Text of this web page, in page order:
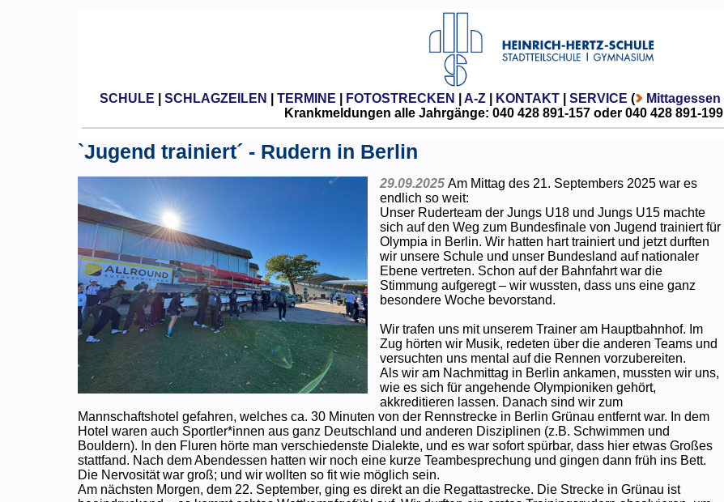
SCHULE SCHLAGZEILEN TERMINE FOTOSTRECKEN A-Z| KONTAKT| SERVICE ( Mittagessen
Krankmeldungen alle Jahrgänge: 040 428 891-157 oder 040 428 891-199
`Jugend trainiert´ - Rudern in Berlin
29.09.2025 Am Mittag des 21. Septembers 2025 war es
endlich so weit:
Unser Ruderteam der Jungs U18 und Jungs U15 machte
sich auf den Weg zum Bundesfinale von Jugend trainiert für
Olympia in Berlin. Wir hatten hart trainiert und jetzt durften
wir unsere Schule und unser Bundesland auf nationaler
Ebene vertreten. Schon auf der Bahnfahrt war die
Stimmung aufgeregt – wir wussten, dass uns eine ganz
besondere Woche bevorstand.
Wir trafen uns mit unserem Trainer am Hauptbahnhof. Im
Zug hörten wir Musik, redeten über die anderen Teams und
versuchten uns mental auf die Rennen vorzubereiten.
Als wir am Nachmittag in Berlin ankamen, mussten wir uns,
wie es sich für angehende Olympioniken gehört,
akkreditieren lassen. Danach sind wir zum
Mannschaftshotel gefahren, welches ca. 30 Minuten von der Rennstrecke in Berlin Grünau entfernt war. In dem
Hotel waren auch Sportler*innen aus ganz Deutschland und anderen Disziplinen (z.B. Schwimmen und
Bouldern). In den Fluren hörte man verschiedenste Dialekte, und es war sofort spürbar, dass hier etwas Großes
stattfand. Nach dem Abendessen hatten wir noch eine kurze Teambesprechung und gingen dann früh ins Bett.
Die Nervosität war groß; und wir wollten so fit wie möglich sein.
Am nächsten Morgen, dem 22. September, ging es direkt an die Regattastrecke. Die Strecke in Grünau ist